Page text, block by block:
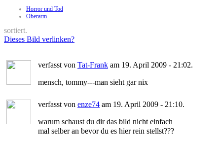
Horror und Tod
Oberarm
sortiert.
Dieses Bild verlinken?
verfasst von Tat-Frank am 19. April 2009 - 21:02.
mensch, tommy---man sieht gar nix
verfasst von enze74 am 19. April 2009 - 21:10.
warum schaust du dir das bild nicht einfach
mal selber an bevor du es hier rein stellst???